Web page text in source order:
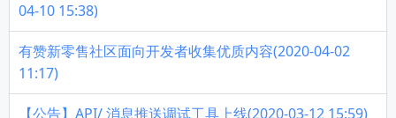
04-10 15:38)
有赞新零售社区面向开发者收集优质内容(2020-04-02
11:17)
【公告】API/ 消息推送调试工具上线(2020-03-12 15:59)